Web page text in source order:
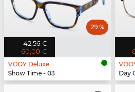
42,56 €
60,00 €
29 %
VOOY Deluxe
Show Time - 03
Day